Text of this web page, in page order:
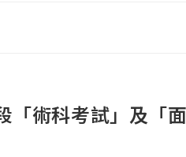
術科考試」及「